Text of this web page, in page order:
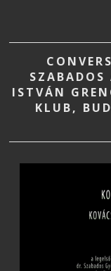
ISTVÁN
KLUB,